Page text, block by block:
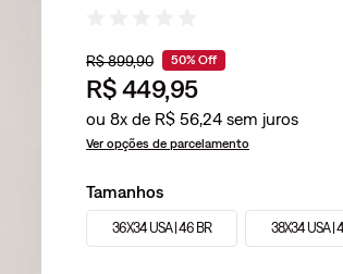
R$899,90 50% Off
R$449,95
ou 8x de R$ 56,24
Ver opções de parcelamento
Tamanhos
36X34 USA | 46 BR 38X34 USA |